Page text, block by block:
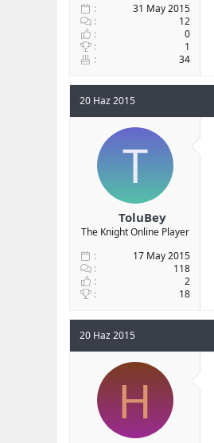
31 May 2015
12
0
1
34
20 Haz 2015
T
ToluBey
The Knight Online Player
17 May 2015
118
2
18
20 Haz 2015
H